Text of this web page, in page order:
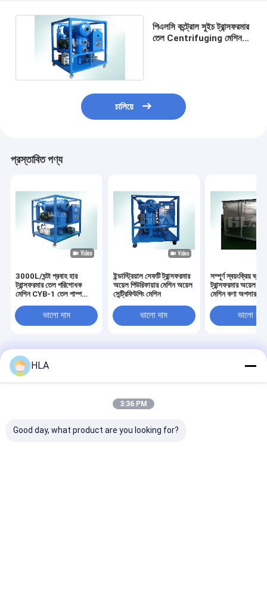
পিএলসি কন্ট্রোল সুইচ ট্রান্সফরমার
তেল Centrifuging মেশিন,
চালিয়ে
প্রস্তাবিত পণ্য
3000L/ঘন্টা প্রবাহ হার
ট্রান্সফরমার তেল পরিশোধক
মেশিন CYB-1 তেল পাম্প
ভালো দাম
ইন্ডাস্ট্রিয়াল সেফটি ট্রান্সফরমার
অয়েল পিউরিফায়ার মেশিন অয়েল
সেন্ট্রিফিউগিং মেশিন
ভালো দাম
সম্পূর্ণ স্বয়ংক্রিয়
ট্রান্সফরমার অয়েল
মেশিন কণা অপসারণ
ভালো দাম
বাড়ি
সাইট ম্যাপ
Privacy Policy
চীন কারখানা.Copyright © 2025 Chongqing
HLA Mechanical Equipment Co., Ltd.. All Rights Reserved.
HLA
3:36 PM
Good day, what product are you looking for?